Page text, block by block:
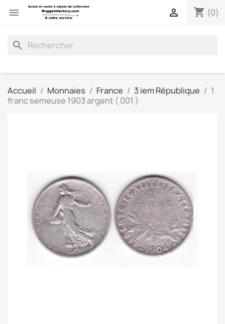
 shopping_cart (0)

search
Accueil Monnaies France 3 iem République
1
franc semeuse 1903 argent ( 001 )